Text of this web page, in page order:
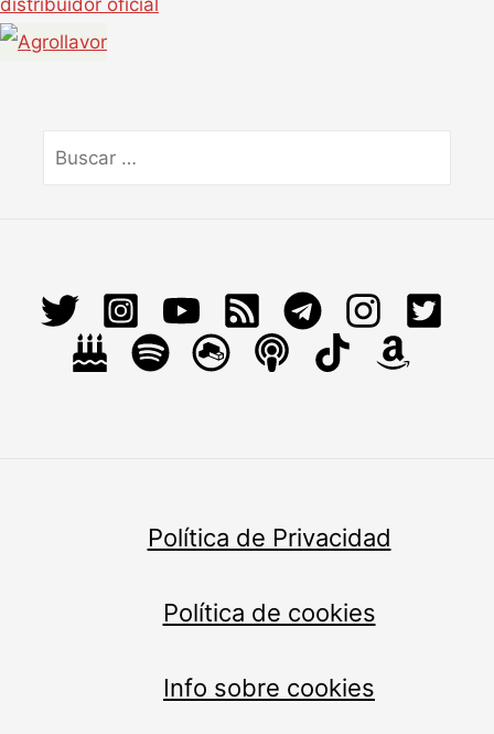
por:
Política de Privacidad
Política de cookies
Info sobre cookies